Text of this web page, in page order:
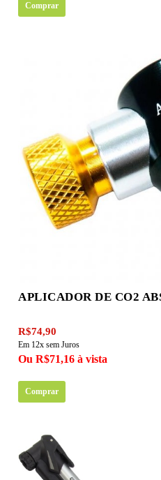
Comprar
APLICADOR DE CO2
R$74,90
Em 12x sem Juros
Ou R$71,16 à vista
Comprar